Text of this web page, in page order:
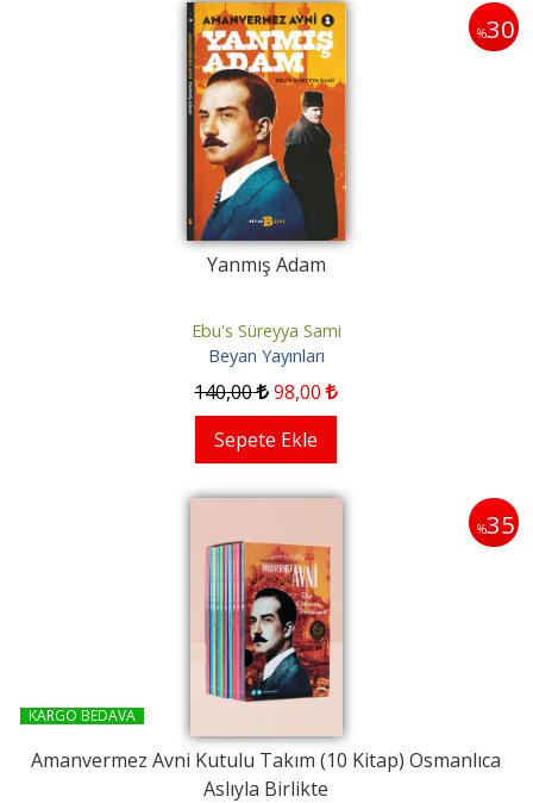
%30
Yanmış Adam
Ebu's Süreyya Sami
Beyan Yayınları
140,00 98,00
Sepete Ekle
%35
KARGO BEDAVA
Amanvermez Avni Kutulu Takım (10 Kitap) Osmanlıca
Aslıyla Birlikte